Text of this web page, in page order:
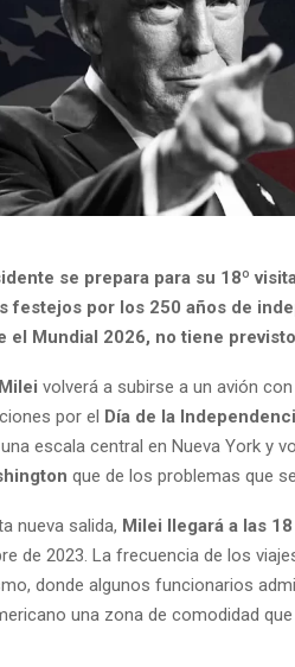
se prepara para su 18º
festejos por los 250 años de
el Mundial 2026, no tiene
volverá a subirse a un avión
por el Día de la
escala central en Nueva York y
que de los problemas que
nueva salida, Milei llegará a las
de 2023. La frecuencia de los
donde algunos funcionarios
una zona de comodidad